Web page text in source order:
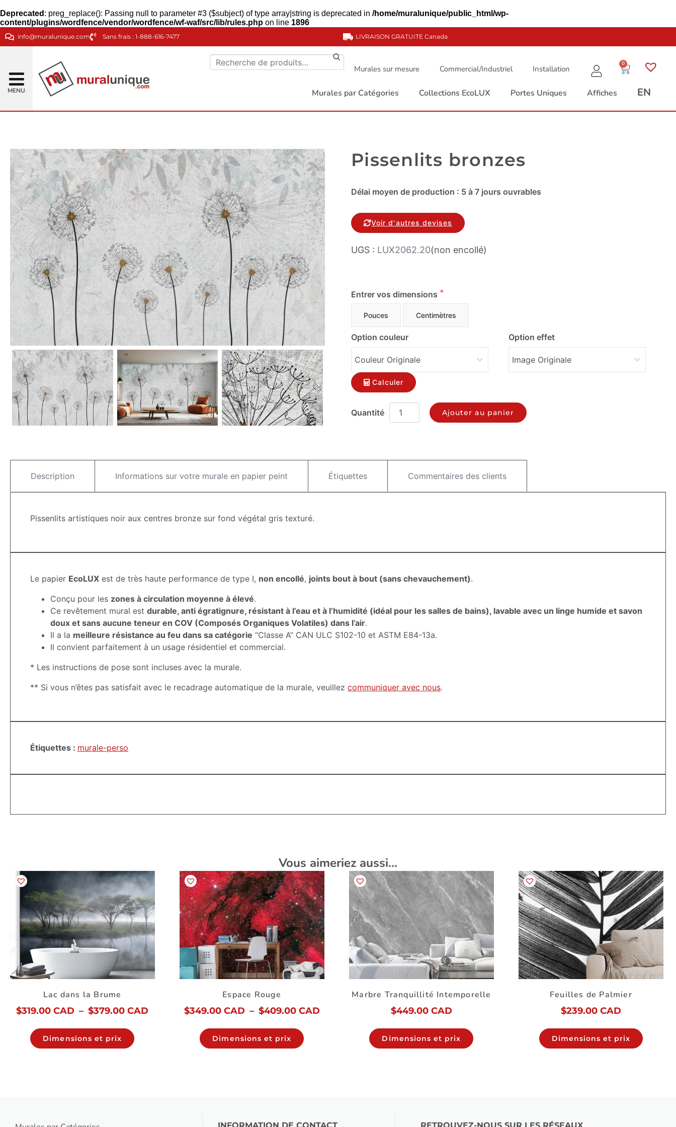
Deprecated : preg_replace(): Passing null to parameter #3 ($subject) of type array|string is deprecated in /home/muralunique/public_html/wp-
content/plugins/wordfence/vendor/wordfence/wf-waf/src/lib/rules.php on line 1896
info@muralunique.com Sans frais : 1-888-616-7477 LIVRAISON GRATUITE Canada
MENU
Murales sur mesure Commercial/Industriel Installation
0
Murales par Catégories Collections EcoLUX Portes Uniques Affiches EN
Pissenlits bronzes
Délai moyen de production : 5 à 7 jours ouvrables
Voir d'autres devises
UGS : LUX2062.20(non encollé)
Entrer vos dimensions
Pouces Centimètres
Option couleur Option effet
Calculer
Ajouter au panier
Description Informations sur votre murale en papier peint Étiquettes Commentaires des clients
Pissenlits artistiques noir aux centres bronze sur fond végétal gris texturé.
Le papier EcoLUX est de très haute performance de type I, non encollé, joints bout à bout (sans chevauchement).
Conçu pour les zones à circulation moyenne à élevé.
Ce revêtement mural estdurable, anti égratignure, résistant à l’eau et à l’humidité (idéal pour les salles de bains), lavable avec un linge humide et savon
doux et sans aucune teneur en COV (Composés Organiques Volatiles) dans l’air.
Il a la meilleure résistance au feu dans sa catégorie “Classe A” CAN ULC S102-10 et ASTM E84-13a.
Il convient parfaitement à un usage résidentiel et commercial.
* Les instructions de pose sont incluses avec la murale.
** Si vous n’êtes pas satisfait avec le recadrage automatique de la murale, veuillezcommuniquer avec nous.
Étiquettes : murale-perso
Vous aimeriez aussi…
Lac dans la Brume
$319.00 CAD – $379.00 CAD
Dimensions et prix
Espace Rouge
$349.00 CAD – $409.00 CAD
Dimensions et prix
Marbre Tranquillité Intemporelle
$449.00 CAD
Dimensions et prix
Feuilles de Palmier
$239.00 CAD
Dimensions et prix
INFORMATION DE CONTACT RETROUVEZ-NOUS SUR LES RÉSEAUX